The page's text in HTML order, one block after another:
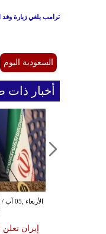
ترامب يلغي زيارة وفد
السعودية اليوم
أخبار ذات
إيران